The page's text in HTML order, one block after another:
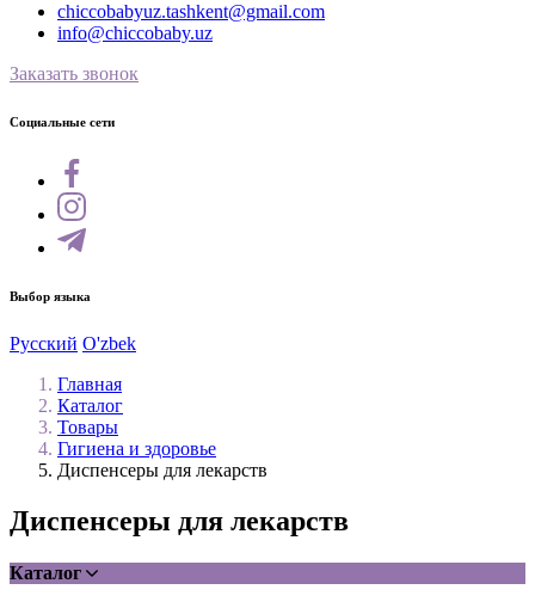
chiccobabyuz.tashkent@gmail.com
info@chiccobaby.uz
Заказать звонок
Социальные сети
Выбор языка
Русский O'zbek
Главная
Каталог
Товары
Гигиена и здоровье
Диспенсеры для лекарств
Диспенсеры для лекарств
Каталог